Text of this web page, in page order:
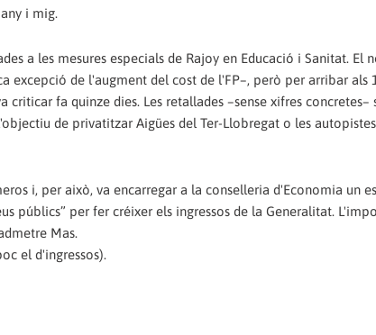
i mig.
a les mesures especials de Rajoy en Educació i Sanitat. El
excepció de l'augment del cost de l'FP–, però per arribar als
criticar fa quinze dies. Les retallades –sense xifres concretes–
de privatitzar Aigües del Ter-Llobregat o les
i, per això, va encarregar a la conselleria d'Economia un
públics” per fer créixer els ingressos de la Generalitat.
Mas.
el d'ingressos).